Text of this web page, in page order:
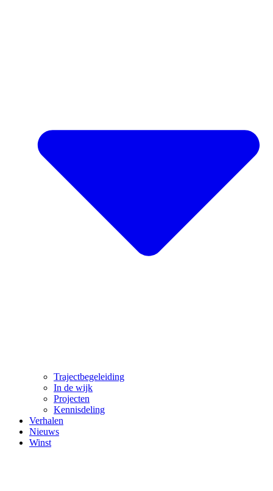
Trajectbegeleiding
In de wijk
Projecten
Kennisdeling
Verhalen
Nieuws
Winst